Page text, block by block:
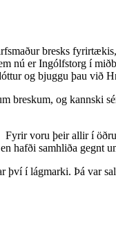
bresks
nú er Ingólfstorg í
og bjuggu þau við
breskum, og kannski
voru þeir allir í
samhliða gegnt
í lágmarki. Þá var